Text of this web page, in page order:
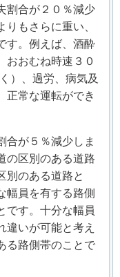
割合が２０％減少
もさらに重い、
す。例えば、酒酔
おおむね時速３０
）、過労、病気及
正常な運転ができ
合が５％減少しま
の区別のある道路
別のある道路と
幅員を有する路側
です。十分な幅員
違いが可能と考え
る路側帯のことで